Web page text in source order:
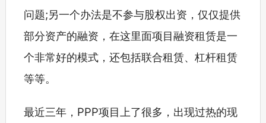
问题;另一个办法是不参与股权出资，仅仅提供
部分资产的融资，在这里面项目融资租赁是一
个非常好的模式，还包括联合租赁、杠杆租赁
等等。
最近三年，PPP项目上了很多，出现过热的现